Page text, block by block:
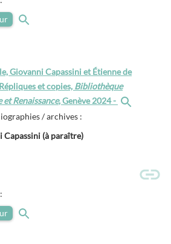
Giovanni Capassini et Étienne de
et copies, Bibliothèque
Renaissance, Genève 2024 -
/ archives :
Capassini (à paraître)